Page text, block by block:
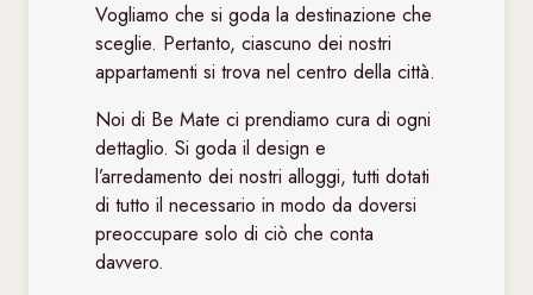
Vogliamo che si goda la destinazione che
sceglie. Pertanto, ciascuno dei nostri
appartamenti si trova nel centro della città.
Noi di Be Mate ci prendiamo cura di ogni
dettaglio. Si goda il design e
l’arredamento dei nostri alloggi, tutti dotati
di tutto il necessario in modo da doversi
preoccupare solo di ciò che conta
davvero.